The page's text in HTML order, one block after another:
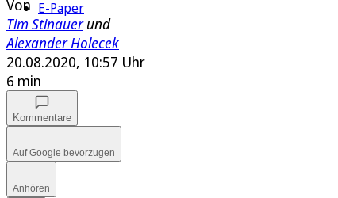
E-Paper
Von
Tim Stinauerund
Alexander Holecek
20.08.2020, 10:57 Uhr
6 min
Kommentare
Auf Google bevorzugen
Anhören